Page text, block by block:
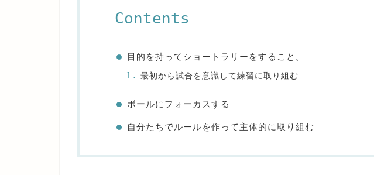
Contents
目的を持ってショートラリーをすること。
最初から試合を意識して練習に取り組む
ボールにフォーカスする
自分たちでルールを作って主体的に取り組む